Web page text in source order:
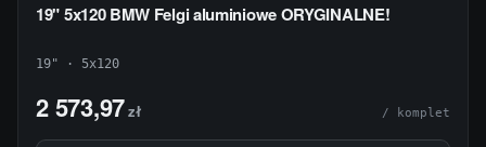
19" 5x120 BMW Felgi aluminiowe ORYGINALNE!
19" · 5x120
2 573,97zł / komplet